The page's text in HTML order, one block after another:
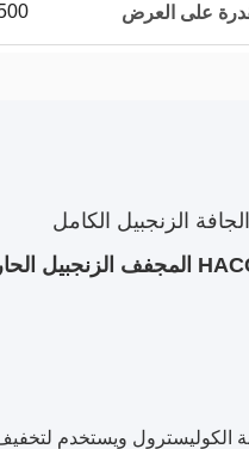
على العرض 1500 طن
ويستخدم لتخفيف